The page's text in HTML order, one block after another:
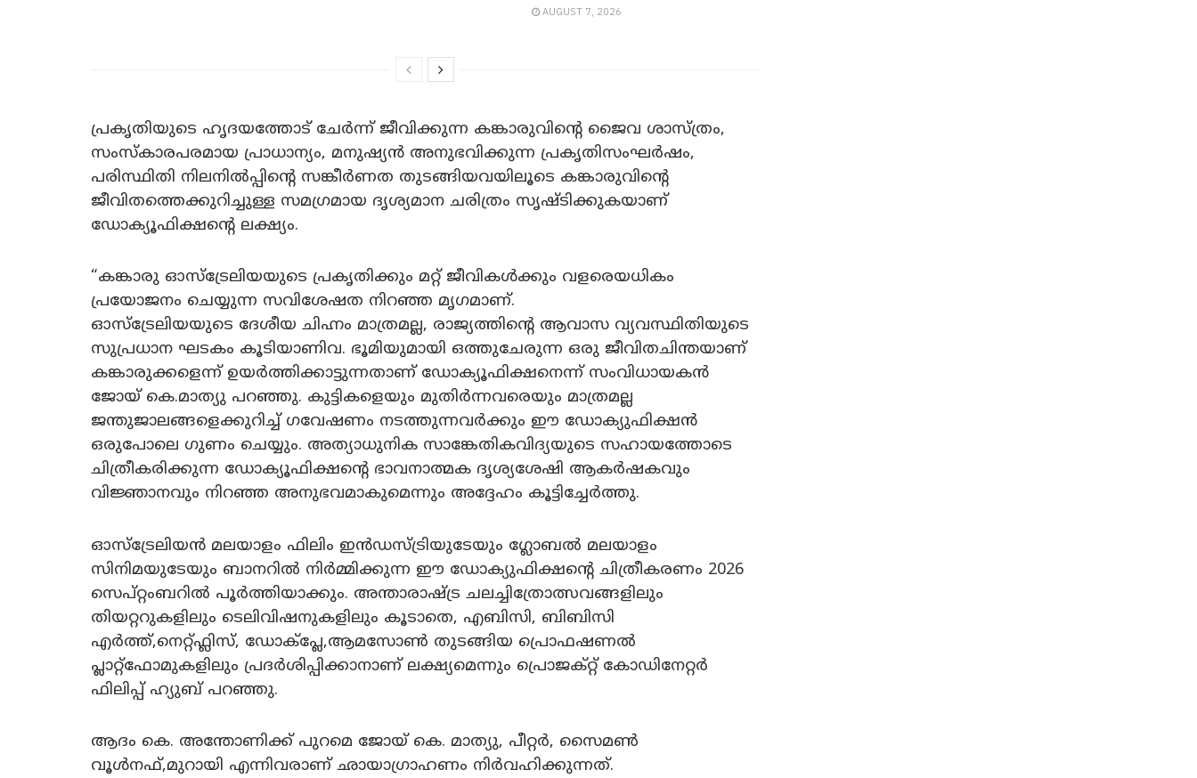
AUGUST 7, 2026
പ്രകൃതിയുടെ ഹൃദയത്തോട് ചേർന്ന് ജീവിക്കുന്ന കങ്കാരുവിന്റെ ജൈവ ശാസ്ത്രം,
സംസ്കാരപരമായ പ്രാധാന്യം, മനുഷ്യൻ അനുഭവിക്കുന്ന പ്രകൃതിസംഘർഷം,
പരിസ്ഥിതി നിലനിൽപ്പിന്റെ സങ്കീർണത തുടങ്ങിയവയിലൂടെ കങ്കാരുവിന്റെ
ജീവിതത്തെക്കുറിച്ചുള്ള സമഗ്രമായ ദൃശ്യമാന ചരിത്രം സൃഷ്ടിക്കുകയാണ്
ഡോക്യൂഫിക്ഷന്റെ ലക്ഷ്യം.
“കങ്കാരു ഓസ്‌ട്രേലിയയുടെ പ്രകൃതിക്കും മറ്റ് ജീവികൾക്കും വളരെയധികം
പ്രയോജനം ചെയ്യുന്ന സവിശേഷത നിറഞ്ഞ മൃഗമാണ്.
ഓസ്‌ട്രേലിയയുടെ ദേശീയ ചിഹ്നം മാത്രമല്ല, രാജ്യത്തിന്റെ ആവാസ വ്യവസ്ഥിതിയുടെ
സുപ്രധാന ഘടകം കൂടിയാണിവ. ഭൂമിയുമായി ഒത്തുചേരുന്ന ഒരു ജീവിതചിന്തയാണ്
കങ്കാരുക്കളെന്ന് ഉയർത്തിക്കാട്ടുന്നതാണ് ഡോക്യൂഫിക്ഷനെന്ന് സംവിധായകൻ
ജോയ് കെ.മാത്യു പറഞ്ഞു. കുട്ടികളെയും മുതിർന്നവരെയും മാത്രമല്ല
ജന്തുജാലങ്ങളെക്കുറിച്ച് ഗവേഷണം നടത്തുന്നവർക്കും ഈ ഡോക്യുഫിക്ഷൻ
ഒരുപോലെ ഗുണം ചെയ്യും. അത്യാധുനിക സാങ്കേതികവിദ്യയുടെ സഹായത്തോടെ
ചിത്രീകരിക്കുന്ന ഡോക്യൂഫിക്ഷന്റെ ഭാവനാത്മക ദൃശ്യശേഷി ആകർഷകവും
വിജ്ഞാനവും നിറഞ്ഞ അനുഭവമാകുമെന്നും അദ്ദേഹം കൂട്ടിച്ചേർത്തു.
ഓസ്‌ട്രേലിയൻ മലയാളം ഫിലിം ഇൻഡസ്ട്രിയുടേയും ഗ്ലോബൽ മലയാളം
സിനിമയുടേയും ബാനറിൽ നിർമ്മിക്കുന്ന ഈ ഡോക്യുഫിക്ഷന്റെ ചിത്രീകരണം 2026
സെപ്റ്റംബറിൽ പൂർത്തിയാക്കും. അന്താരാഷ്ട്ര ചലച്ചിത്രോത്സവങ്ങളിലും
തിയറ്ററുകളിലും ടെലിവിഷനുകളിലും കൂടാതെ, എബിസി, ബിബിസി
എർത്ത്,നെറ്റ്ഫ്ലിസ്, ഡോക്പ്ലേ,ആമസോൺ തുടങ്ങിയ പ്രൊഫഷണൽ
പ്ലാറ്റ്ഫോമുകളിലും പ്രദർശിപ്പിക്കാനാണ് ലക്ഷ്യമെന്നും പ്രൊജക്റ്റ് കോഡിനേറ്റർ
ഫിലിപ്പ് ഹ്യുബ് പറഞ്ഞു.
ആദം കെ. അന്തോണിക്ക് പുറമെ ജോയ് കെ. മാത്യു, പീറ്റർ, സൈമൺ
വൂൾനഫ്,മുറായി എന്നിവരാണ് ഛായാഗ്രാഹണം നിർവഹിക്കുന്നത്.